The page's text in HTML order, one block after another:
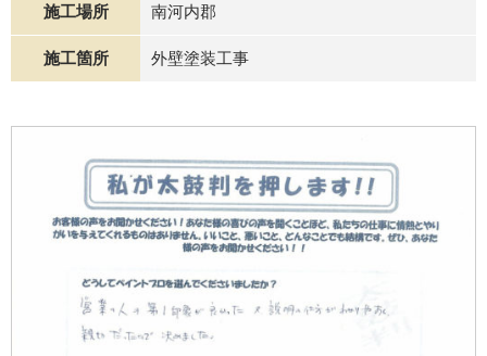
施工場所 南河内郡
施工箇所 外壁塗装工事